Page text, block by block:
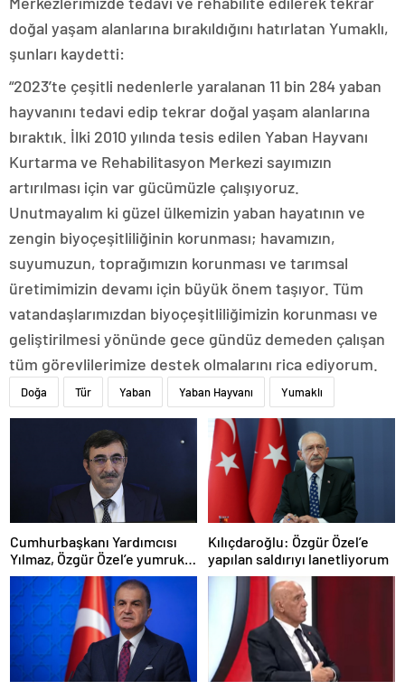
doğal yaşam alanlarına bırakıldığını hatırlatan Yumaklı,
şunları kaydetti:
“2023’te çeşitli nedenlerle yaralanan 11 bin 284 yaban
hayvanını tedavi edip tekrar doğal yaşam alanlarına
bıraktık. İlki 2010 yılında tesis edilen Yaban Hayvanı
Kurtarma ve Rehabilitasyon Merkezi sayımızın
artırılması için var gücümüzle çalışıyoruz.
Unutmayalım ki güzel ülkemizin yaban hayatının ve
zengin biyoçeşitliliğinin korunması; havamızın,
suyumuzun, toprağımızın korunması ve tarımsal
üretimimizin devamı için büyük önem taşıyor. Tüm
vatandaşlarımızdan biyoçeşitliliğimizin korunması ve
geliştirilmesi yönünde gece gündüz demeden çalışan
tüm görevlilerimize destek olmalarını rica ediyorum.
Doğa Tür Yaban Yaban Hayvanı Yumaklı
Cumhurbaşkanı Yardımcısı
Yılmaz, Özgür Özel’e yumruklu
saldırıyı kınadı
Kılıçdaroğlu: Özgür Özel’e
yapılan saldırıyı lanetliyorum